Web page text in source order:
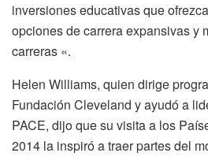
inversiones educativas que
opciones de carrera expansivas y
carreras «.
Helen Williams, quien dirige
Fundación Cleveland y ayudó a
PACE, dijo que su visita a los
2014 la inspiró a traer partes del